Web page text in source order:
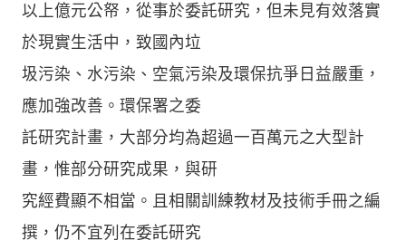
以上億元公帑，從事於委託研究，但未見有效落實
於現實生活中，致國內垃
圾污染、水污染、空氣污染及環保抗爭日益嚴重，
應加強改善。環保署之委
託研究計畫，大部分均為超過一百萬元之大型計
畫，惟部分研究成果，與研
究經費顯不相當。且相關訓練教材及技術手冊之編
撰，仍不宜列在委託研究